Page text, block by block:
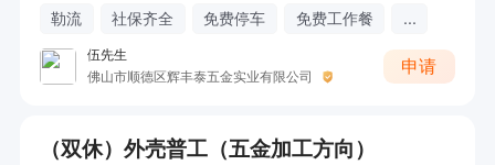
勒流 社保齐全 免费停车 免费工作餐 ...
伍先生
佛山市顺德区辉丰泰五金实业有限公司
申请
（双休）外壳普工（五金加工方向）